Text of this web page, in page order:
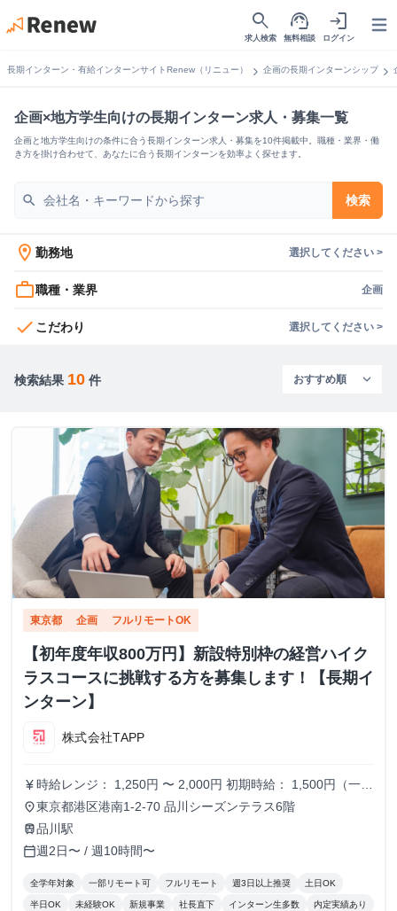
search
求人検索
support_agent
無料相談
login
ログイン
長期インターン・有給インターンサイトRenew（リニュー） chevron_right 企画の長期インターンシップchevron_right
企画×地方学生向けの長期インターン求人・募集一覧
企画と地方学生向けの条件に合う長期インターン求人・募集を10件掲載中。職種・業界・働
き方を掛け合わせて、あなたに合う長期インターンを効率よく探せます。
search 検索
location_on 勤務地 選択してください >
work_outline職種・業界 企画
check こだわり 選択してください >
検索結果 10 件
東京都 企画 フルリモートOK
【初年度年収800万円】新設特別枠の経営ハイク
ラスコースに挑戦する方を募集します！【長期イ
ンターン】
株式会社TAPP
currency_yen 時給レンジ： 1,250円 〜 2,000円 初期時給： 1,500円（一律
スタート） 改定タイミング： 3ヶ月ごとの契約更新時 評価
基準： 以下の4項目を5段階でスコアリングし、時給を決
待を大きく上回り、社員と同等のバリューを発揮。 A評価：
期待通り。安定して高品質な成果を出している。（※現状維
place東京都港区港南1-2-70 品川シーズンテラス6階
train品川駅
calendar_today週2日〜 / 週10時間〜
全学年対象 一部リモート可 フルリモート 週3日以上推奨 土日OK
半日OK 未経験OK 新規事業 社長直下 インターン生多数 内定実績あり